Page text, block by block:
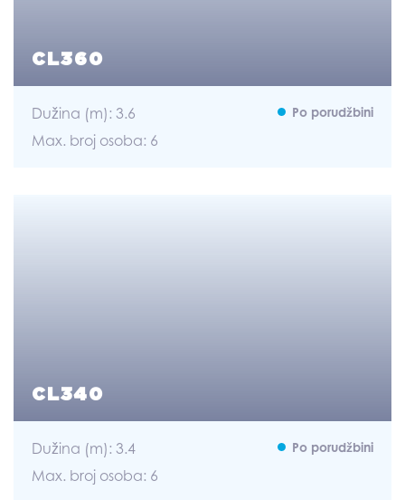
CL360
Dužina (m): 3.6
Max. broj osoba: 6
Po porudžbini
CL340
Dužina (m): 3.4
Max. broj osoba: 6
Po porudžbini